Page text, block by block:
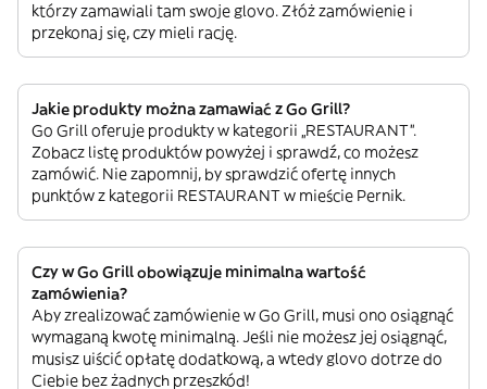
którzy zamawiali tam swoje glovo. Złóż zamówienie i
przekonaj się, czy mieli rację.
Jakie produkty można zamawiać z Go Grill?
Go Grill oferuje produkty w kategorii „RESTAURANT”.
Zobacz listę produktów powyżej i sprawdź, co możesz
zamówić. Nie zapomnij, by sprawdzić ofertę innych
punktów z kategorii RESTAURANT w mieście Pernik.
Czy w Go Grill obowiązuje minimalna wartość
zamówienia?
Aby zrealizować zamówienie w Go Grill, musi ono osiągnąć
wymaganą kwotę minimalną. Jeśli nie możesz jej osiągnąć,
musisz uiścić opłatę dodatkową, a wtedy glovo dotrze do
Ciebie bez żadnych przeszkód!